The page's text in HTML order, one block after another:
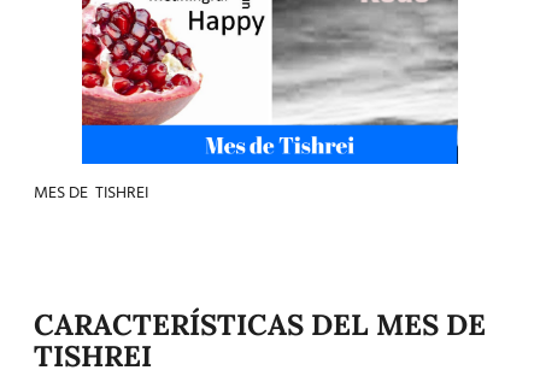
MES DE TISHREI
CARACTERÍSTICAS DEL MES DE
TISHREI